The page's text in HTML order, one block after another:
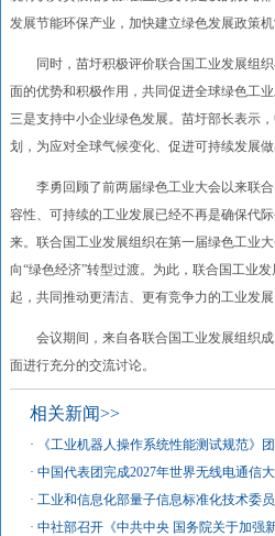
发展节能环保产业，加快建立绿色发展政策
同时，苗圩积极评价联合国工业发展组织
面的优势和积极作用，共同促进全球绿色工
三是支持中小企业绿色发展。苗圩部长表示
划，为应对全球气候变化、促进可持续发展做
李勇回顾了前两届绿色工业大会以来联合
容性、可持续的工业发展已经不再是确保代
来。联合国工业发展组织在第一届绿色工业
向“绿色经济”转型过渡。为此，联合国工业
起，共同推动更清洁、更有竞争力的工业发
会议期间，来自各联合国工业发展组织成
面进行充分的交流讨论。
相关新闻>>
· 《工业机器人操作系统性能测试规范》
·中国代表团完成2027年世界无线电通信
·工业和信息化部量子信息标准化技术委
·中社部召开《中共中央 国务院关于加强